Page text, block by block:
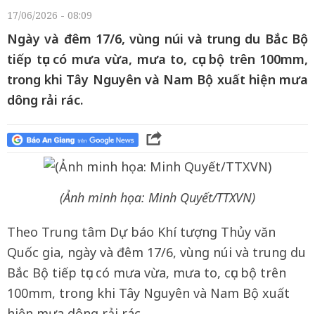
17/06/2026 - 08:09
Ngày và đêm 17/6, vùng núi và trung du Bắc Bộ
tiếp tục có mưa vừa, mưa to, cục bộ trên 100mm,
trong khi Tây Nguyên và Nam Bộ xuất hiện mưa
dông rải rác.
(Ảnh minh họa: Minh Quyết/TTXVN)
Theo Trung tâm Dự báo Khí tượng Thủy văn
Quốc gia, ngày và đêm 17/6, vùng núi và trung du
Bắc Bộ tiếp tục có mưa vừa, mưa to, cục bộ trên
100mm, trong khi Tây Nguyên và Nam Bộ xuất